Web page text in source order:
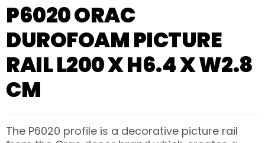
P6020 ORAC
DUROFOAM PICTURE
RAIL L200 X H6.4 X W2.8
CM
The P6020 profile is a decorative picture rail